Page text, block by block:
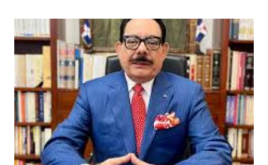
dinero, por lo que este a su vez se mantuvo esperando el
momento oportuno para cometer el hecho y asaltarlo,
según versiones el haitiano era adicto a las drogas y por
eso le pidió el dinero prestado. Las versiones de los
comunitarios indican que el asesino tenía su ropa empapada
de sangre y que éste se bañó y de dejó las ropas
ensangrentada tirada en el lugar donde vivía, luego empredi
ó la huida. Éste es solo uno de múltiples asesinatos